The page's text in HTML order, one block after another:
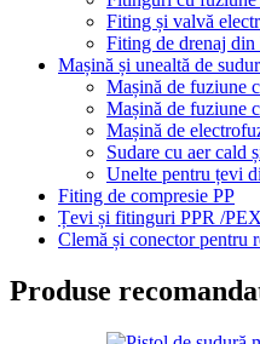
Fiting și valvă
Fiting de drenaj din
Mașină și unealtă de
Mașină de fuziune
Mașină de fuziune
Mașină de
Sudare cu aer cald
Unelte pentru țevi
Fiting de compresie PP
Țevi și fitinguri PPR /
Clemă și conector pentru
Produse